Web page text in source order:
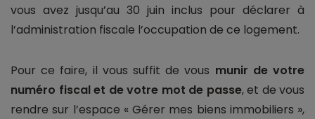
vous avez jusqu’au 30 juin inclus pour déclarer à
l’administration fiscale l’occupation de ce logement.
Pour ce faire, il vous suffit de vous munir de votre
numéro fiscal et de votre mot de passe, et de vous
rendre sur l’espace « Gérer mes biens immobiliers »,